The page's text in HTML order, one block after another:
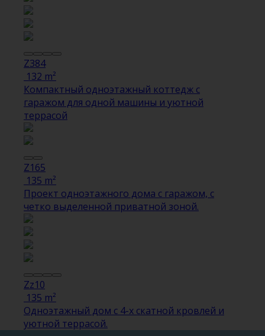
Z384
132 m²
Компактный одноэтажный коттедж с
гаражом для одной машины и уютной
террасой
Z165
135 m²
Проект одноэтажного дома с гаражом, с
четко выделенной приватной зоной.
Zz10
135 m²
Одноэтажный дом с 4-х скатной кровлей и
уютной террасой.